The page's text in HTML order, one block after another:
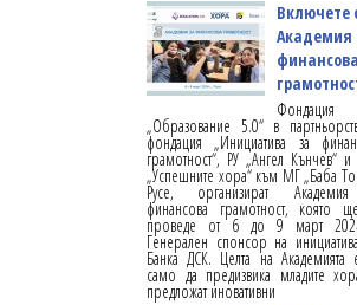
Включете
Академия
финансова
Фондация
„Образование 5.0“ в
фондация „Инициатива за
грамотност“, РУ „Ангел Кънчев“ и
„Успешните хора“ към МГ „Баба
Русе, организират
финансова грамотност, която
проведе от 6 до 9 март
Генерален спонсор на
Банка ДСК. Целта на Академията
само да предизвика младите
предложат иновативни